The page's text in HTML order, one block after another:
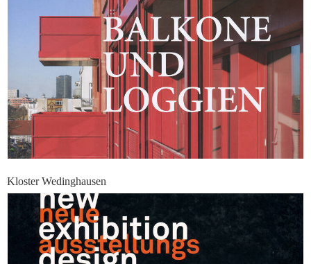
Kloster Wedinghausen